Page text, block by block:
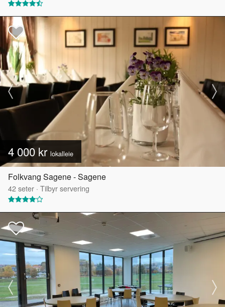
4 000 kr lokalleie
Folkvang Sagene - Sagene
42seter · Tilbyr servering